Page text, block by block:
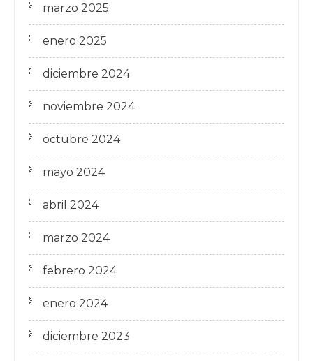
marzo 2025
enero 2025
diciembre 2024
noviembre 2024
octubre 2024
mayo 2024
abril 2024
marzo 2024
febrero 2024
enero 2024
diciembre 2023